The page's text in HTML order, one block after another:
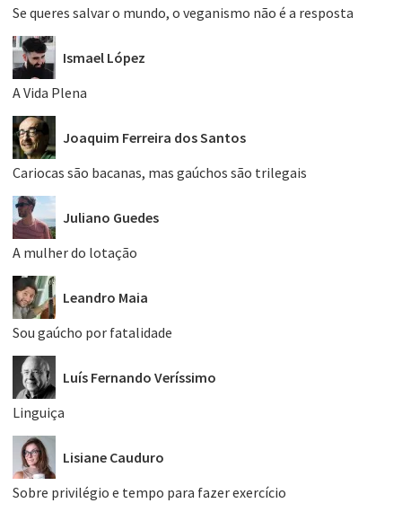
Se queres salvar o mundo, o veganismo não é a resposta
Ismael López
A Vida Plena
Joaquim Ferreira dos Santos
Cariocas são bacanas, mas gaúchos são trilegais
Juliano Guedes
A mulher do lotação
Leandro Maia
Sou gaúcho por fatalidade
Luís Fernando Veríssimo
Linguiça
Lisiane Cauduro
Sobre privilégio e tempo para fazer exercício